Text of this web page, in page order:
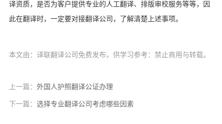
译资质，是否为客户提供专业的人工翻译、排版审校服务等等，因
此在翻译时，一定要对接翻译公司，了解清楚上述事项。
本文由：译联翻译公司免费发布，供学习参考：禁止商用与转载。
上一篇： 外国人护照翻译公证办理
下一篇： 选择专业翻译公司考虑哪些因素